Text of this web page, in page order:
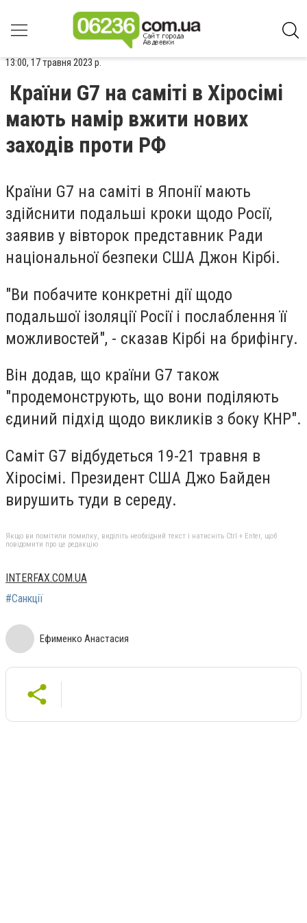
13:00, 17 травня 2023 р.
Країни G7 на саміті в Хіросімі
мають намір вжити нових
заходів проти РФ
Країни G7 на саміті в Японії мають
здійснити подальші кроки щодо Росії,
заявив у вівторок представник Ради
національної безпеки США Джон Кірбі.
"Ви побачите конкретні дії щодо
подальшої ізоляції Росії і послаблення її
можливостей", - сказав Кірбі на брифінгу.
Він додав, що країни G7 також
"продемонструють, що вони поділяють
єдиний підхід щодо викликів з боку КНР".
Саміт G7 відбудеться 19-21 травня в
Хіросімі. Президент США Джо Байден
вирушить туди в середу.
Якщо ви помітили помилку, виділіть необхідний текст і натисніть Ctrl + Enter, щоб
повідомити про це редакцію
INTERFAX.COM.UA
#Санкції
Ефименко Анастасия